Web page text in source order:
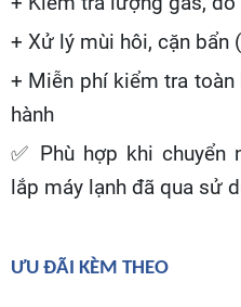
+ Xử lý mùi hôi, cặn bẩn
+ Miễn phí kiểm tra
hành
✅
Phù hợp khi chuyển
lắp máy lạnh đã qua sử
ƯU ĐÃI KÈM THEO